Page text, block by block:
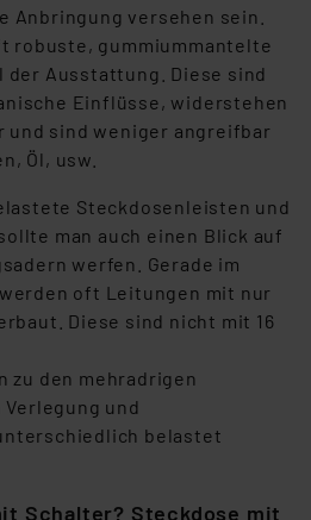
Anbringung versehen sein.
robuste, gummiummantelte
Ausstattung. Diese sind
Einflüsse, widerstehen
und sind weniger angreifbar
Öl, usw.
Steckdosenleisten und
man auch einen Blick auf
werfen. Gerade im
oft Leitungen mit nur
Diese sind nicht mit 16
zu den mehradrigen
und
belastet
Schalter? Steckdose mit